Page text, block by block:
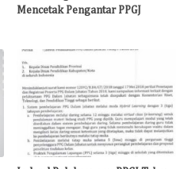
Mencetak Pengantar PPGJ